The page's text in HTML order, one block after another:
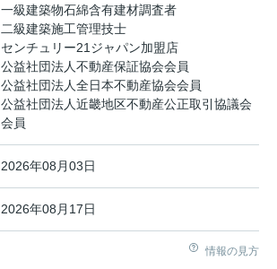
一級建築物石綿含有建材調査者
二級建築施工管理技士
センチュリー21ジャパン加盟店
公益社団法人不動産保証協会会員
公益社団法人全日本不動産協会会員
公益社団法人近畿地区不動産公正取引協議会
会員
2026年08月03日
2026年08月17日
情報の見方